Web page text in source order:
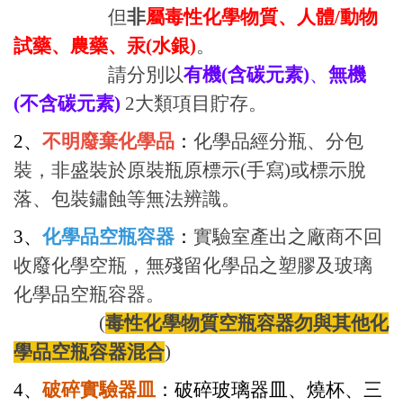
但非屬毒性化學物質、
人體/動物
試藥、農藥、汞(水銀)。
請分別以有機(含碳元素)、 無機
(不含碳元素) 2大類項目貯存。
2、 不明廢棄化學品 ： 化學品經分瓶、分包
裝，非盛裝於原裝瓶原標示(手寫)或標示脫
落、包裝鏽蝕等無法辨識。
3、 化學品空瓶容器 ： 實驗室產出之廠商不回
收廢化學空瓶，無殘留化學品之塑膠及玻璃
化學品空瓶容器。
(毒性化學物質空瓶容器勿與其他化
學品空瓶容器混合)
4、破碎實驗器皿 ：破碎玻璃器皿、燒杯、三